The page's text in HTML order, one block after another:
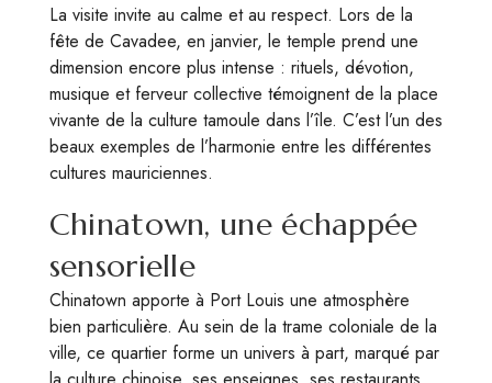
La visite invite au calme et au respect. Lors de la
fête de Cavadee, en janvier, le temple prend une
dimension encore plus intense : rituels, dévotion,
musique et ferveur collective témoignent de la place
vivante de la culture tamoule dans l’île. C’est l’un des
beaux exemples de l’harmonie entre les différentes
cultures mauriciennes.
Chinatown, une échappée
sensorielle
Chinatown apporte à Port Louis une atmosphère
bien particulière. Au sein de la trame coloniale de la
ville, ce quartier forme un univers à part, marqué par